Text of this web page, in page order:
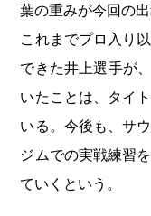
葉の重みが今回の
これまでプロ入り
できた井上選手が
いたことは、タイ
いる。今後も、サ
ジムでの実戦練習
ていくという。